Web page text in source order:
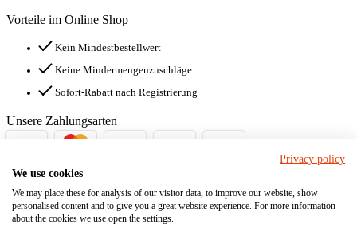
Vorteile im Online Shop
Kein Mindestbestellwert
Keine Mindermengenzuschläge
Sofort-Rabatt nach Registrierung
Unsere Zahlungsarten
Jetzt vernetzen!
© STÜBBE GmbH & Co.KG
Privacy policy
We use cookies
We may place these for analysis of our visitor data, to improve our website, show
personalised content and to give you a great website experience. For more information
about the cookies we use open the settings.